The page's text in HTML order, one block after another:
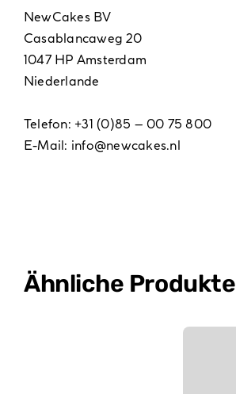
NewCakes BV
Casablancaweg 20
1047 HP Amsterdam
Niederlande
Telefon: +31 (0)85 – 00 75 800
E-Mail: info@newcakes.nl
Ähnliche Produkte